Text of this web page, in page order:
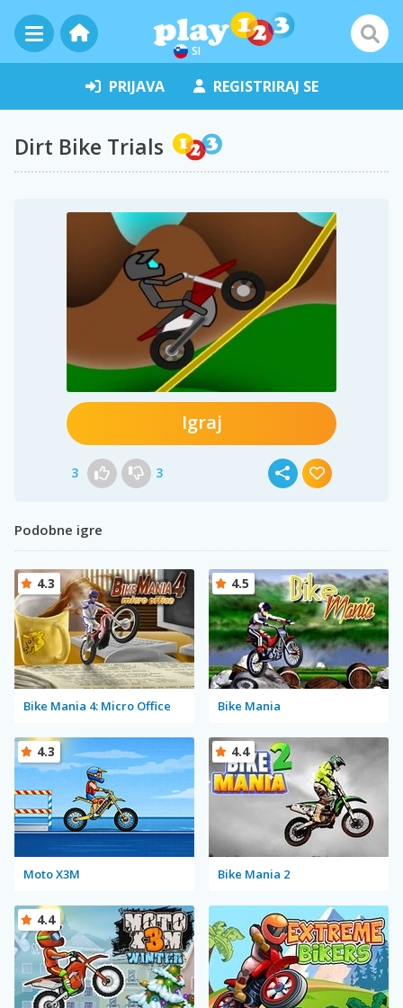
SI
PRIJAVA REGISTRIRAJ SE
Dirt Bike Trials
Igraj
3 3
Podobne igre
Bike Mania 4: Micro Office
4.3
Bike Mania
4.5
Moto X3M
4.3
Bike Mania 2
4.4
4.4